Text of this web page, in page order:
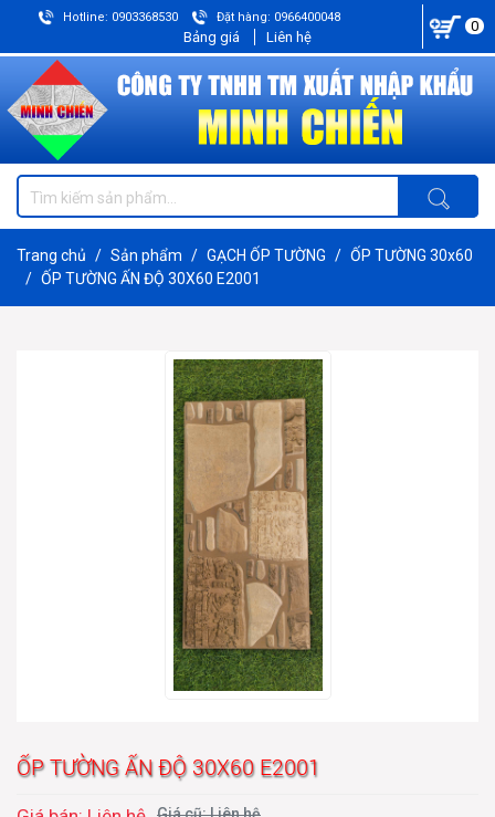
Hotline: 0903368530 Đặt hàng: 0966400048
0
Bảng giá Liên hệ
Trang chủ Sản phẩm GẠCH ỐP TƯỜNG
ỐP TƯỜNG 30x60
ỐP TƯỜNG ẤN ĐỘ 30X60 E2001
ỐP TƯỜNG ẤN ĐỘ 30X60 E2001